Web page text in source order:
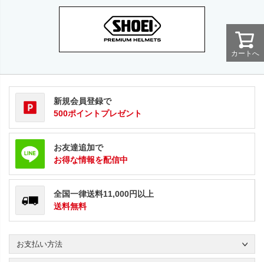
カートへ
新規会員登録で
500ポイントプレゼント
お友達追加で
お得な情報を配信中
全国一律送料11,000円以上
送料無料
お支払い方法